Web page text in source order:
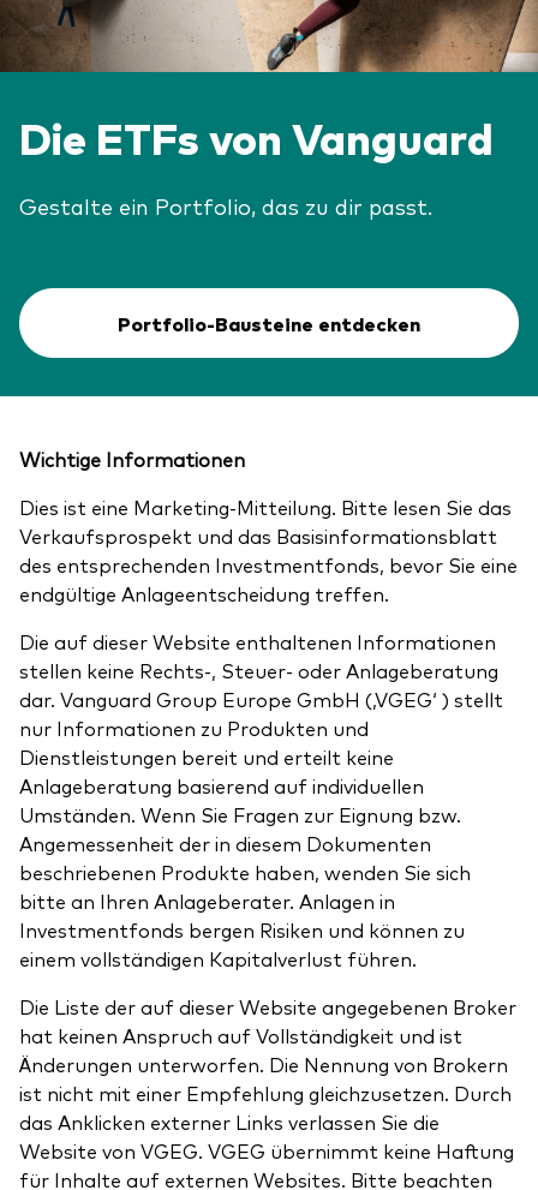
Die ETFs von Vanguard
Gestalte ein Portfolio, das zu dir passt.
Portfolio-Bausteine entdecken
Wichtige Informationen
Dies ist eine Marketing-Mitteilung. Bitte lesen Sie das
Verkaufsprospekt und das Basisinformationsblatt
des entsprechenden Investmentfonds, bevor Sie eine
endgültige Anlageentscheidung treffen.
Die auf dieser Website enthaltenen Informationen
stellen keine Rechts-, Steuer- oder Anlageberatung
dar. Vanguard Group Europe GmbH (‚VGEG‘ ) stellt
nur Informationen zu Produkten und
Dienstleistungen bereit und erteilt keine
Anlageberatung basierend auf individuellen
Umständen. Wenn Sie Fragen zur Eignung bzw.
Angemessenheit der in diesem Dokumenten
beschriebenen Produkte haben, wenden Sie sich
bitte an Ihren Anlageberater. Anlagen in
Investmentfonds bergen Risiken und können zu
einem vollständigen Kapitalverlust führen.
Die Liste der auf dieser Website angegebenen Broker
hat keinen Anspruch auf Vollständigkeit und ist
Änderungen unterworfen. Die Nennung von Brokern
ist nicht mit einer Empfehlung gleichzusetzen. Durch
das Anklicken externer Links verlassen Sie die
Website von VGEG. VGEG übernimmt keine Haftung
für Inhalte auf externen Websites. Bitte beachten